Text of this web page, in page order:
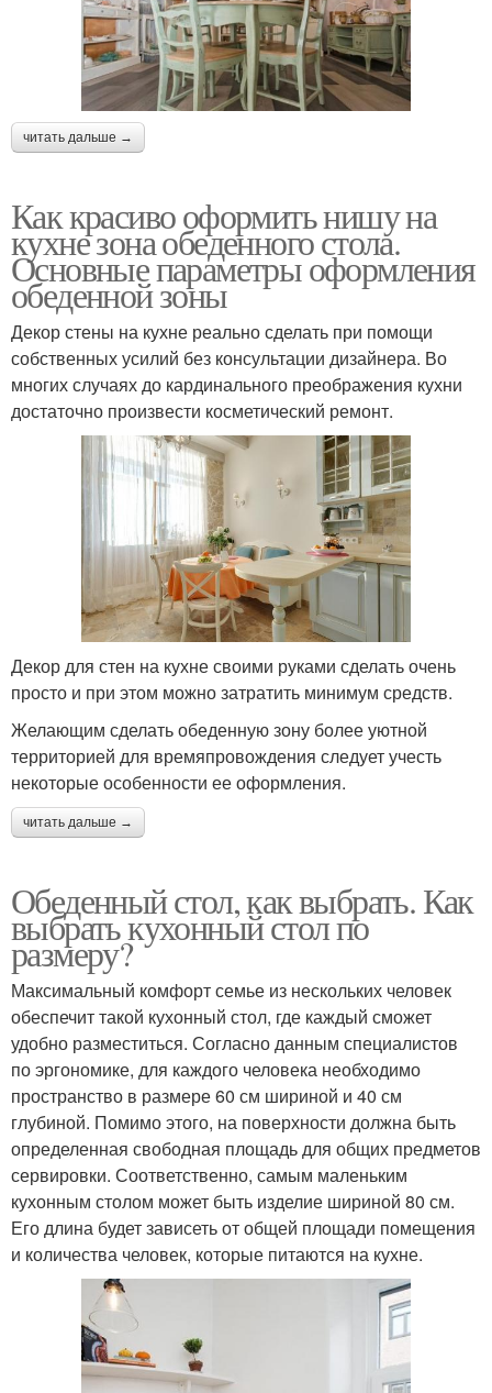
читать дальше →
Как красиво оформить нишу на
кухне зона обеденного стола.
Основные параметры оформления
обеденной зоны
Декор стены на кухне реально сделать при помощи
собственных усилий без консультации дизайнера. Во
многих случаях до кардинального преображения кухни
достаточно произвести косметический ремонт.
Декор для стен на кухне своими руками сделать очень
просто и при этом можно затратить минимум средств.
Желающим сделать обеденную зону более уютной
территорией для времяпровождения следует учесть
некоторые особенности ее оформления.
читать дальше →
Обеденный стол, как выбрать. Как
выбрать кухонный стол по
размеру?
Максимальный комфорт семье из нескольких человек
обеспечит такой кухонный стол, где каждый сможет
удобно разместиться. Согласно данным специалистов
по эргономике, для каждого человека необходимо
пространство в размере 60 см шириной и 40 см
глубиной. Помимо этого, на поверхности должна быть
определенная свободная площадь для общих предметов
сервировки. Соответственно, самым маленьким
кухонным столом может быть изделие шириной 80 см.
Его длина будет зависеть от общей площади помещения
и количества человек, которые питаются на кухне.